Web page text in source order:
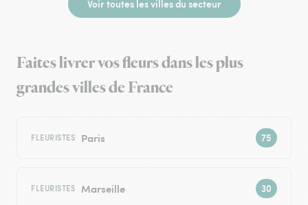
Voir toutes les villes du secteur
Faites livrer vos fleurs dans les plus
grandes villes de France
FLEURISTES Paris
FLEURISTES Marseille